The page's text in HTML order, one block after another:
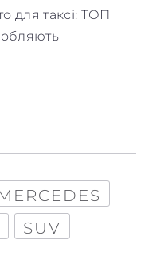
для таксі: ТОП
SUV